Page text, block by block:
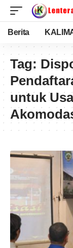
Berita
Tag:
untuk